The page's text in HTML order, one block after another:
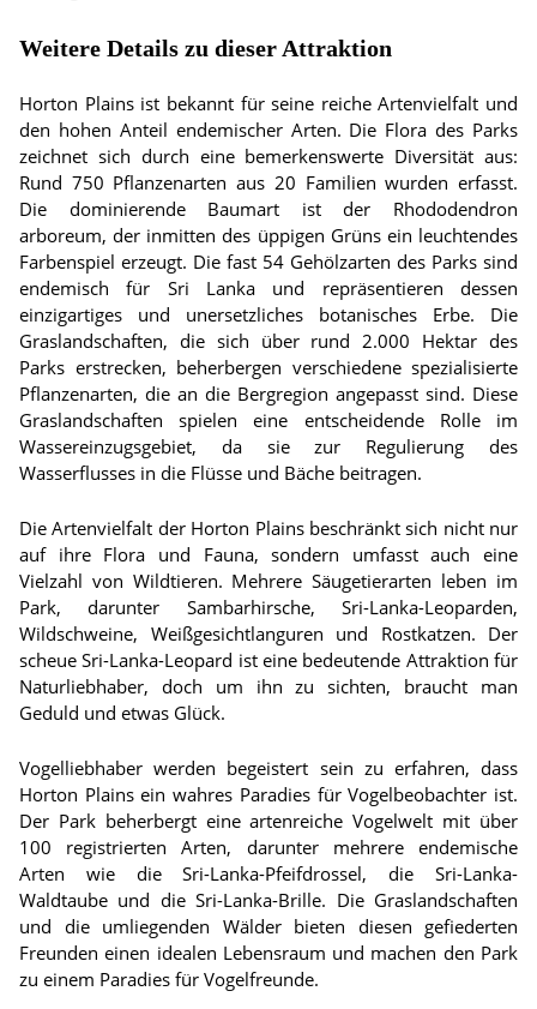
Weitere Details zu dieser Attraktion
Horton Plains ist bekannt für seine reiche Artenvielfalt und
den hohen Anteil endemischer Arten. Die Flora des Parks
zeichnet sich durch eine bemerkenswerte Diversität aus:
Rund 750 Pflanzenarten aus 20 Familien wurden erfasst.
Die dominierende Baumart ist der Rhododendron
arboreum, der inmitten des üppigen Grüns ein leuchtendes
Farbenspiel erzeugt. Die fast 54 Gehölzarten des Parks sind
endemisch für Sri Lanka und repräsentieren dessen
einzigartiges und unersetzliches botanisches Erbe. Die
Graslandschaften, die sich über rund 2.000 Hektar des
Parks erstrecken, beherbergen verschiedene spezialisierte
Pflanzenarten, die an die Bergregion angepasst sind. Diese
Graslandschaften spielen eine entscheidende Rolle im
Wassereinzugsgebiet, da sie zur Regulierung des
Wasserflusses in die Flüsse und Bäche beitragen.
Die Artenvielfalt der Horton Plains beschränkt sich nicht nur
auf ihre Flora und Fauna, sondern umfasst auch eine
Vielzahl von Wildtieren. Mehrere Säugetierarten leben im
Park, darunter Sambarhirsche, Sri-Lanka-Leoparden,
Wildschweine, Weißgesichtlanguren und Rostkatzen. Der
scheue Sri-Lanka-Leopard ist eine bedeutende Attraktion für
Naturliebhaber, doch um ihn zu sichten, braucht man
Geduld und etwas Glück.
Vogelliebhaber werden begeistert sein zu erfahren, dass
Horton Plains ein wahres Paradies für Vogelbeobachter ist.
Der Park beherbergt eine artenreiche Vogelwelt mit über
100 registrierten Arten, darunter mehrere endemische
Arten wie die Sri-Lanka-Pfeifdrossel, die Sri-Lanka-
Waldtaube und die Sri-Lanka-Brille. Die Graslandschaften
und die umliegenden Wälder bieten diesen gefiederten
Freunden einen idealen Lebensraum und machen den Park
zu einem Paradies für Vogelfreunde.